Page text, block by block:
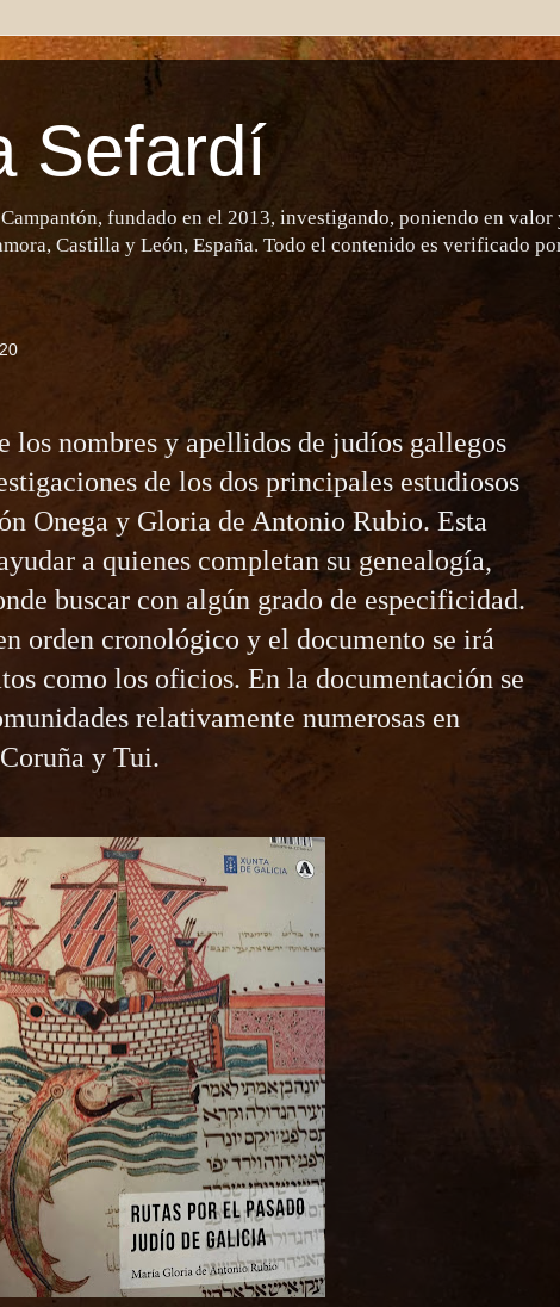
Sefardí
fundado en el 2013, investigando, poniendo en
Castilla y León, España. Todo el contenido es verificado
los nombres y apellidos de judíos gallegos
de los dos principales estudiosos
Onega y Gloria de Antonio Rubio. Esta
a quienes completan su genealogía,
buscar con algún grado de especificidad.
orden cronológico y el documento se irá
como los oficios. En la documentación se
relativamente numerosas en
y Tui.